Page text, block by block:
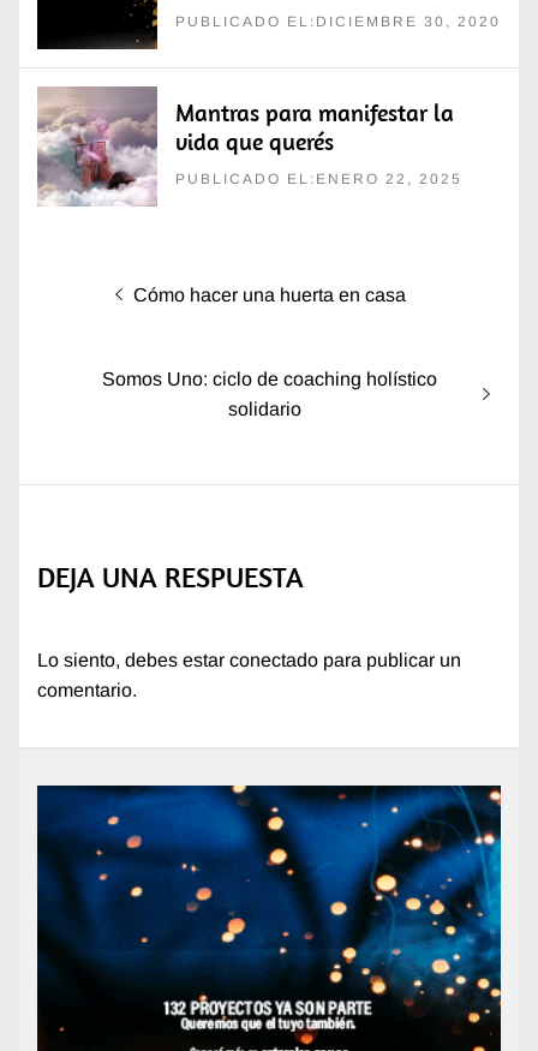
PUBLICADO EL:DICIEMBRE 30, 2020
Mantras para manifestar la
vida que querés
PUBLICADO EL:ENERO 22, 2025
NavegaciónEntrada
Cómo hacer una huerta en casa
Entrada
Somos Uno: ciclo de coaching holístico
solidario
DEJA UNA RESPUESTA
Lo siento, debes estar conectado para publicar un
comentario.